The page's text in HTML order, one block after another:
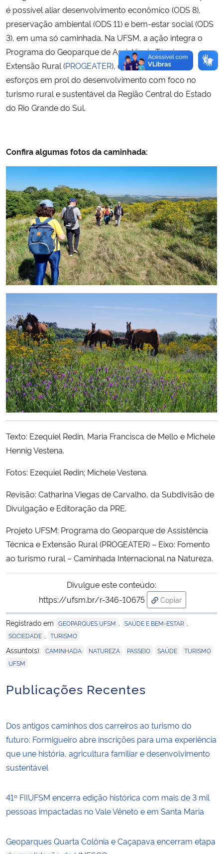
é possível aliar desenvolvimento econômico (ODS 8),
preservação ambiental (ODS11) e bem-estar social (ODS
3), em uma só caminhada. Na UFSM, a ação integra o
Programa do Geoparque de Assistência Técnica e
Extensão Rural (PROGEATER), queobjetiva investir
esforços em prol do desenvolvimento com foco no
turismo rural e sustentável da Região Central do Estado
do Rio Grande do Sul.
Confira algumas fotos da caminhada:
Texto: Ezequiel Redin, Maria Francisca de Mello e Michele
Hennig Vestena.
Fotos: Ezequiel Redin; Michele Vestena.
Revisão: Catharina Viegas de Carvalho, da Subdivisão de
Divulgação e Editoração da PRE.
Projeto UFSM: Programa do Geoparque de Assistência
Técnica e Extensão Rural (PROGEATER) – Eixo: Fomento
ao turismo rural – Caminhada Internacional na Natureza.
Divulgue este conteúdo:
https://ufsm.br/r-346-10675
Copiar
para área de
Registrado em GEOPARQUES UFSM SAÚDE E BEM-ESTAR
SOCIEDADE TURISMO
Assunto(s): CAMINHADA NATUREZA PASSEIO SAÚDE TURISMO
UFSM
Publicações Recentes
Dos antigos caminhos dos carreiros ao turismo do
futuro: Formigueiro abre inscrições para uma experiência
que une história, agricultura familiar e desenvolvimento
sustentável
41º FIIUFSM encerra edição histórica com mais de 3 mil
pessoas impactadas no Vale Vêneto e em Santa Maria
Geoparques Quarta Colônia e Caçapava encerram etapa